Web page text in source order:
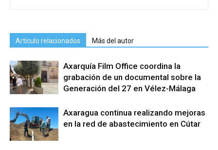
Artículo relacionados Más del autor
Axarquía Film Office coordina la
grabación de un documental sobre la
Generación del 27 en Vélez-Málaga
Axaragua continua realizando mejoras
en la red de abastecimiento en Cútar